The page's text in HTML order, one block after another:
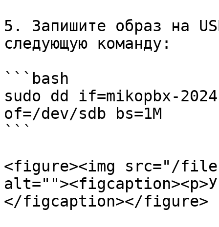
5. Запишите образ на
следующую команду:
```bash
sudo dd if=mikopbx-
of=/dev/sdb bs=1M
```
<figure><img src="/
</figcaption></figure>